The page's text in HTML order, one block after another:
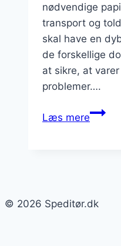
nødvendige
transport og
skal have en
de forskellige
at sikre, at
problemer….
Læs mere
© 2026 Speditør.dk